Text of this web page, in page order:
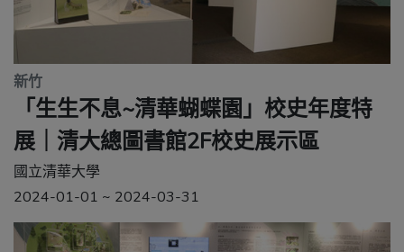
新竹
「生生不息~清華蝴蝶園」校史年度特
展｜清大總圖書館2F校史展示區
國立清華大學
2024-01-01 ~ 2024-03-31